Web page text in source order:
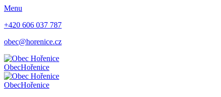
Menu
+420 606 037 787
obec@horenice.cz
ObecHořenice
ObecHořenice